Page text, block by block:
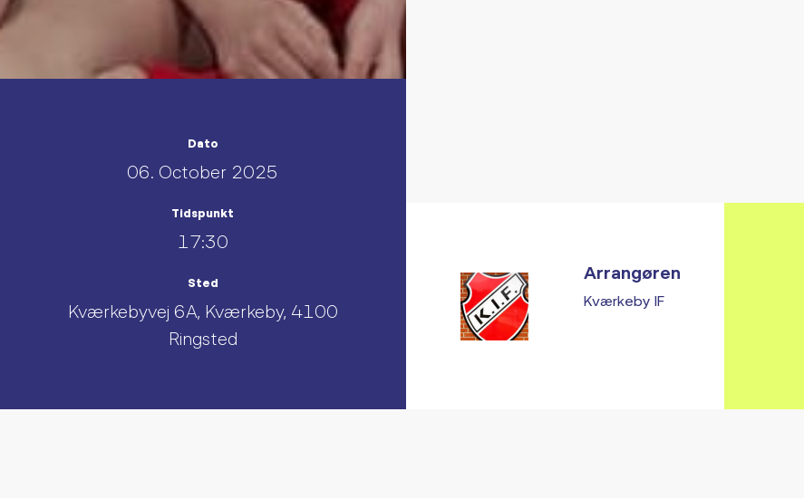
Dato
06. October 2025
Tidspunkt
17:30
Sted
Kværkebyvej 6A, Kværkeby, 4100
Ringsted
Arrangøren
Kværkeby IF